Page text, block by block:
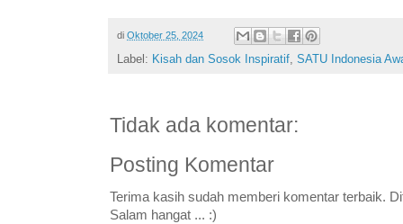
di Oktober 25, 2024
Label: Kisah dan Sosok Inspiratif, SATU Indonesia
Tidak ada komentar:
Posting Komentar
Terima kasih sudah memberi komentar terbaik.
Salam hangat ... :)